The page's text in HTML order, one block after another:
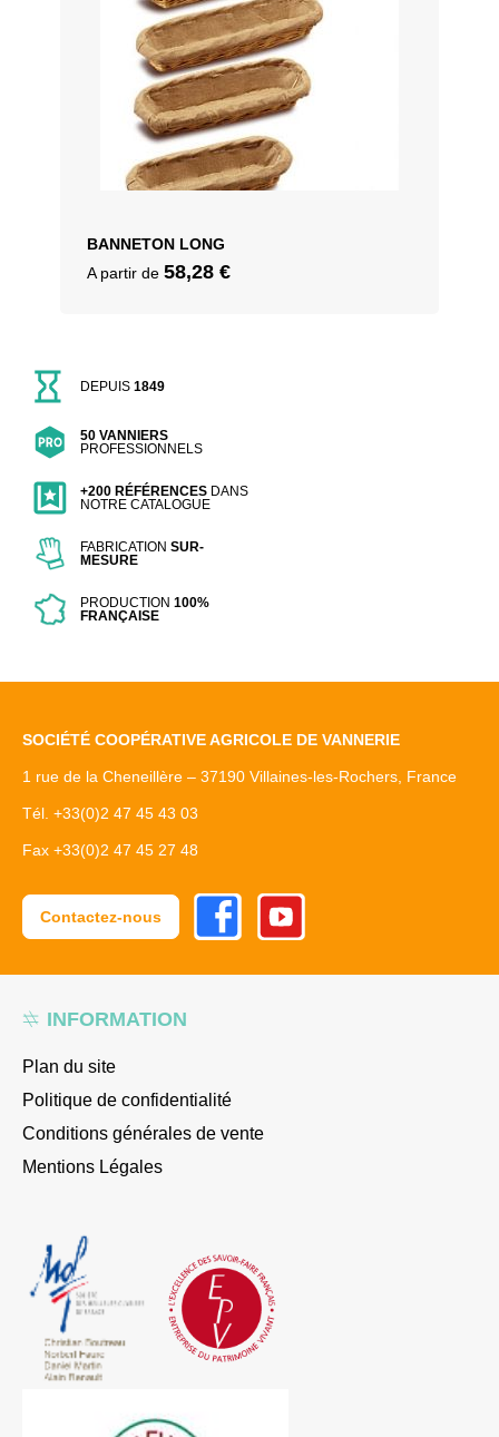
BANNETON LONG
A partir de 58,28 €
DEPUIS1849
50 VANNIERS
PROFESSIONNELS
+200 RÉFÉRENCES DANS
NOTRE CATALOGUE
FABRICATIONSUR-
MESURE
PRODUCTION100%
FRANÇAISE
INFORMATION
Plan du site
Politique de confidentialité
Conditions générales de vente
Mentions Légales
SOCIÉTÉ COOPÉRATIVE AGRICOLE DE VANNERIE
1 rue de la Cheneillère – 37190 Villaines-les-Rochers, France
Tél. +33(0)2 47 45 43 03
Fax +33(0)2 47 45 27 48
Contactez-nous
FacebookYoutube